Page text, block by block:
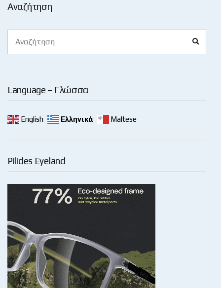
Αναζήτηση
for:
Language – Γλώσσα
English Ελληνικά Maltese
Pilides Eyeland